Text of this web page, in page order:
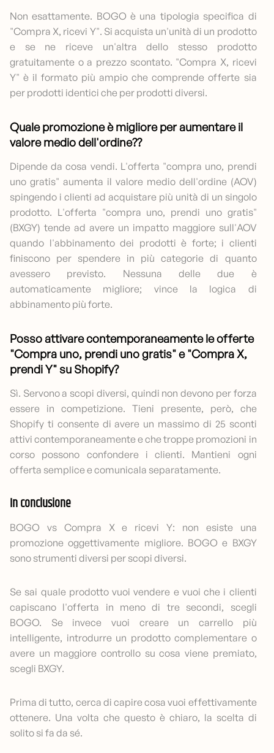
Non esattamente. BOGO è una tipologia specifica di
"Compra X, ricevi Y". Si acquista un'unità di un prodotto
e se ne riceve un'altra dello stesso prodotto
gratuitamente o a prezzo scontato. "Compra X, ricevi
Y" è il formato più ampio che comprende offerte sia
per prodotti identici che per prodotti diversi.
Quale promozione è migliore per aumentare il
valore medio dell'ordine??
Dipende da cosa vendi. L'offerta "compra uno, prendi
uno gratis" aumenta il valore medio dell'ordine (AOV)
spingendo i clienti ad acquistare più unità di un singolo
prodotto. L'offerta "compra uno, prendi uno gratis"
(BXGY) tende ad avere un impatto maggiore sull'AOV
quando l'abbinamento dei prodotti è forte; i clienti
finiscono per spendere in più categorie di quanto
avessero previsto. Nessuna delle due è
automaticamente migliore; vince la logica di
abbinamento più forte.
Posso attivare contemporaneamente le offerte
"Compra uno, prendi uno gratis" e "Compra X,
prendi Y" su Shopify?
Sì. Servono a scopi diversi, quindi non devono per forza
essere in competizione. Tieni presente, però, che
Shopify ti consente di avere un massimo di 25 sconti
attivi contemporaneamente e che troppe promozioni in
corso possono confondere i clienti. Mantieni ogni
offerta semplice e comunicala separatamente.
In conclusione
BOGO vs Compra X e ricevi Y: non esiste una
promozione oggettivamente migliore. BOGO e BXGY
sono strumenti diversi per scopi diversi.
Se sai quale prodotto vuoi vendere e vuoi che i clienti
capiscano l'offerta in meno di tre secondi, scegli
BOGO. Se invece vuoi creare un carrello più
intelligente, introdurre un prodotto complementare o
avere un maggiore controllo su cosa viene premiato,
scegli BXGY.
Prima di tutto, cerca di capire cosa vuoi effettivamente
ottenere. Una volta che questo è chiaro, la scelta di
solito si fa da sé.